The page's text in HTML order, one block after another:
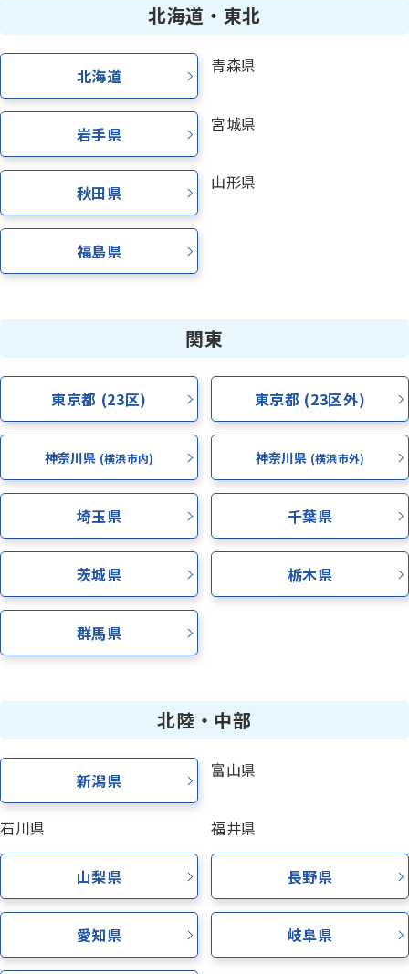
お気軽にお問い合わせください！
無料体験授業
資料請求
0120-86
7:00〜24:00(年中無休)
北海道・東北
北海道 青森県
岩手県 宮城県
秋田県 山形県
福島県
関東
東京都 (23区) 東京都 (23区外)
神奈川県 (横浜市内) 神奈川県 (横浜市外)
埼玉県 千葉県
茨城県 栃木県
群馬県
北陸・中部
新潟県 富山県
石川県 福井県
山梨県 長野県
愛知県 岐阜県